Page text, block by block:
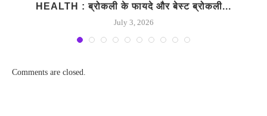
HEALTH : ब्रोकली के फायदे और बेस्ट ब्रोकली...
July 3, 2026
Comments are closed.